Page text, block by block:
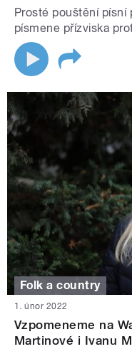
Prosté pouštění písní
písmene přízviska
Folk a country
1. únor 2022
Vzpomeneme na
Martinové i Ivanu